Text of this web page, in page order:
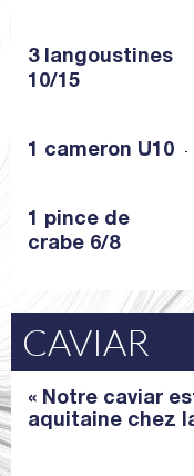
3 langoustines
10/15
1 cameron U10
1 pince de
crabe 6/8
CAVIAR
« Notre caviar
aquitaine chez